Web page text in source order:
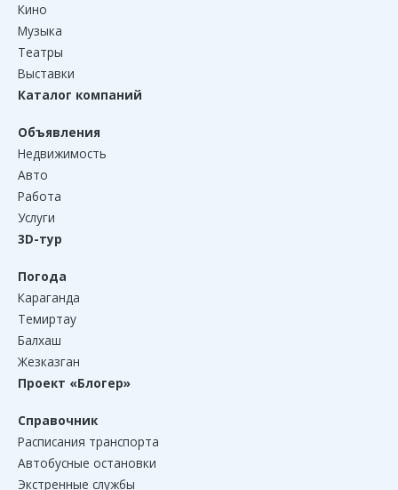
Кино
Музыка
Театры
Выставки
Каталог компаний
Объявления
Недвижимость
Авто
Работа
Услуги
3D-тур
Погода
Караганда
Темиртау
Балхаш
Жезказган
Проект «Блогер»
Справочник
Расписания транспорта
Автобусные остановки
Экстренные службы